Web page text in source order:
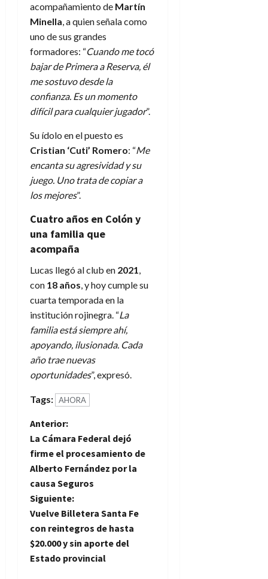
acompañamiento de Martín
Minella, a quien señala como
uno de sus grandes
formadores: “Cuando me tocó
bajar de Primera a Reserva, él
me sostuvo desde la
confianza. Es un momento
difícil para cualquier jugador”.
Su ídolo en el puesto es
Cristian ‘Cuti’ Romero: “Me
encanta su agresividad y su
juego. Uno trata de copiar a
los mejores”.
Cuatro años en Colón y
una familia que
acompaña
Lucas llegó al club en 2021,
con 18 años, y hoy cumple su
cuarta temporada en la
institución rojinegra. “La
familia está siempre ahí,
apoyando, ilusionada. Cada
año trae nuevas
oportunidades”, expresó.
Tags: AHORA
N
a
v
e
g
a
Anterior:
La Cámara Federal dejó
firme el procesamiento de
Alberto Fernández por la
causa Seguros
Siguiente:
Vuelve Billetera Santa Fe
con reintegros de hasta
$20.000 y sin aporte del
Estado provincial